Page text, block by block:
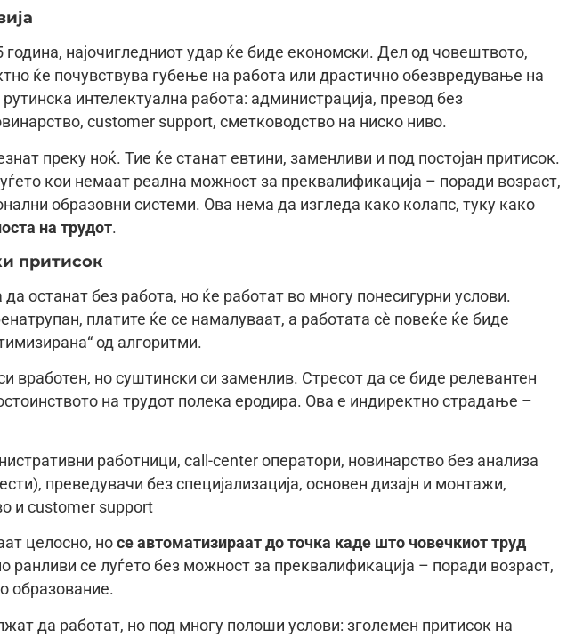
година, најочигледниот удар ќе биде економски. Дел од човештвото,
ќе почувствува губење на работа или драстично обезвредување на
интелектуална работа: администрација, превод без
customer support, сметководство на ниско ниво.
преку ноќ. Тие ќе станат евтини, заменливи и под постојан притисок.
кои немаат реална можност за преквалификација – поради возраст,
образовни системи. Ова нема да изгледа како колапс, туку како
на трудот.
притисок
останат без работа, но ќе работат во многу понесигурни услови.
платите ќе се намалуваат, а работата сè повеќе ќе биде
од алгоритми.
вработен, но суштински си заменлив. Стресот да се биде релевантен
на трудот полека еродира. Ова е индиректно страдање –
работници, call-center оператори, новинарство без анализа
преведувачи без специјализација, основен дизајн и монтажи,
и customer support
целосно, но се автоматизираат до точка каде што човечкиот труд
ранливи се луѓето без можност за преквалификација – поради возраст,
образование.
да работат, но под многу полоши услови: зголемен притисок на